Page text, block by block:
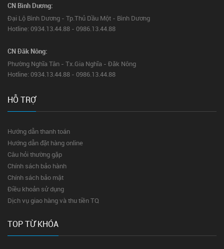
CN Bình Dương:
Đại Lộ Bình Dương - Tp.Thủ Dầu Một - Bình Dương
Hotline: 0934.13.44.88 - 0986.13.44.88
CN Đăk Nông:
Phường Nghĩa Tân - Tx.Gia Nghĩa - Đăk Nông
Hotline: 0934.13.44.88 - 0986.13.44.88
HỖ TRỢ
Hướng dẫn thanh toán
Hướng dẫn đặt hàng online
Câu hỏi thường gặp
Chính sách bảo hành
Chính sách bảo mật
Điều khoản sử dụng
Dịch vụ giao hàng và thu tiền TQ
TOP TỪ KHÓA